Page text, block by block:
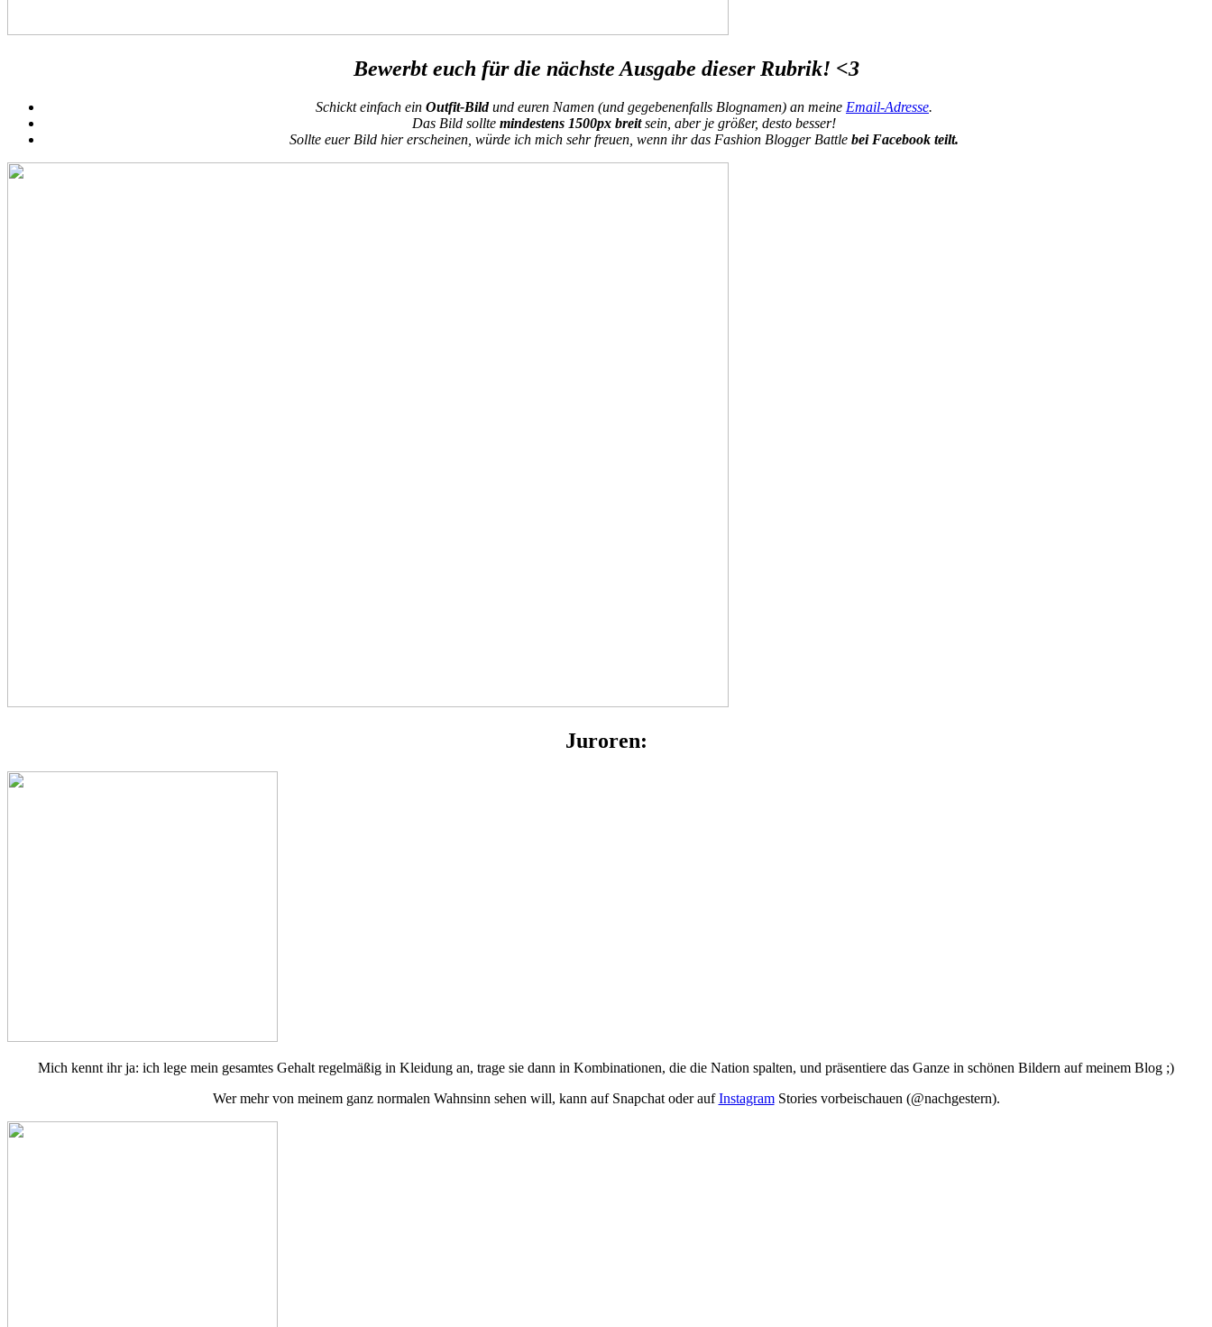
Bewerbt euch für die nächste Ausgabe dieser Rubrik! <3
Schickt einfach ein Outfit-Bildund euren Namen (und gegebenenfalls Blognamen) an meine Email-Adresse.
Das Bild sollte mindestens 1500px breitsein, aber je größer, desto besser!
Sollte euer Bild hier erscheinen, würde ich mich sehr freuen, wenn ihr das Fashion Blogger Battle bei Facebook teilt.
Juroren:
Mich kennt ihr ja: ich lege mein gesamtes Gehalt regelmäßig in Kleidung an, trage sie dann in Kombinationen, die die Nation spalten, und präsentiere das Ganze in schönen Bildern auf meinem Blog ;)
Wer mehr von meinem ganz normalen Wahnsinn sehen will, kann auf Snapchat oder aufInstagramStories vorbeischauen (@nachgestern).